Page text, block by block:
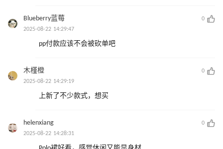
Blueberry蓝莓
0
2025-08-22 14:29:47
pp付款应该不会被砍单吧
木槿橙
0
2025-08-22 14:29:19
上新了不少款式，想买
helenxiang
0
2025-08-22 14:28:31